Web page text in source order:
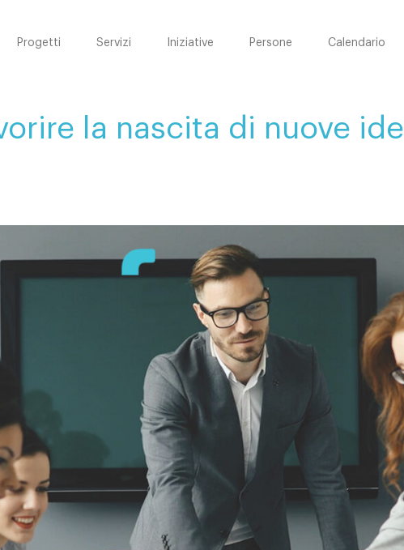
Progetti Servizi Iniziative Persone Calendario
la nascita di nuove